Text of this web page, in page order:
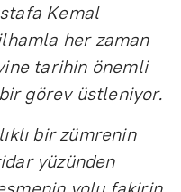
Kemal
her zaman
tarihin önemli
görev üstleniyor.
bir zümrenin
yüzünden